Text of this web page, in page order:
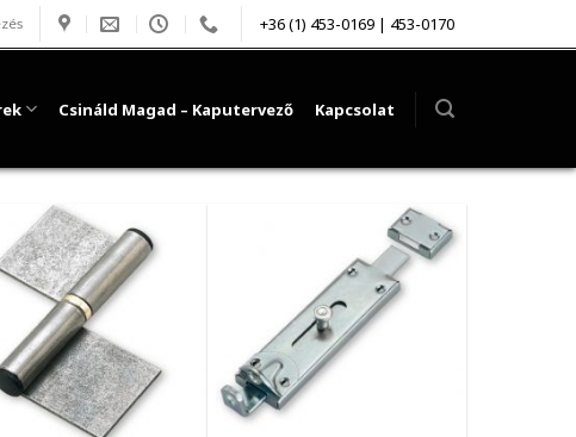
+36 (1) 453-0169 | 453-0170
Csináld Magad – Kaputervező Kapcsolat